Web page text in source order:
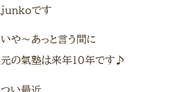
junkoです
いや〜あっと言う間に
元の氣塾は来年10年です♪
つい最近、